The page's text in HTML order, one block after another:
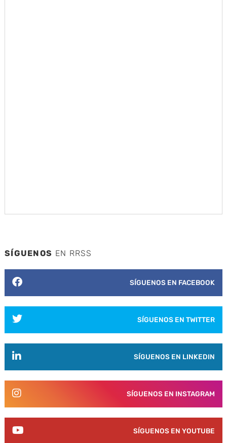
SÍGUENOS EN RRSS
SÍGUENOS EN FACEBOOK
SÍGUENOS EN TWITTER
SÍGUENOS EN LINKEDIN
SÍGUENOS EN INSTAGRAM
SÍGUENOS EN YOUTUBE